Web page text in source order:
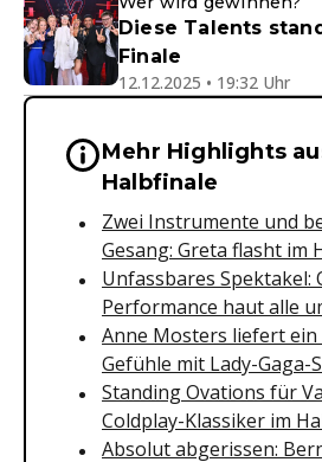
Diese Talents
Finale
12.12.2025 • 19:32 Uhr
Wichtige Hinweise
Mehr Highlights
Halbfinale
Zwei Instrumente und
Gesang: Greta flasht im
Unfassbares Spektakel:
Performance haut alle
Anne Mosters liefert
Gefühle mit Lady-Gaga-
Standing Ovations für
Coldplay-Klassiker im
Absolut abgerissen: